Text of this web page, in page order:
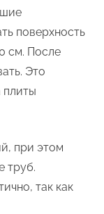
поверхность
см. После
Это
плиты
при этом
труб.
так как